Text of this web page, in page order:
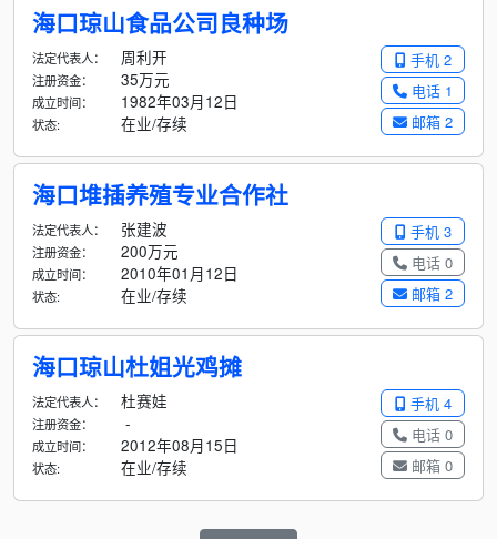
海口琼山食品公司良种场
手机 2
电话 1
邮箱 2
法定代表人： 周利开
注册资金： 35万元
成立时间： 1982年03月12日
状态: 在业/存续
海口堆插养殖专业合作社
手机 3
电话 0
邮箱 2
法定代表人： 张建波
注册资金： 200万元
成立时间： 2010年01月12日
状态: 在业/存续
海口琼山杜姐光鸡摊
手机 4
电话 0
邮箱 0
法定代表人： 杜赛娃
注册资金： -
成立时间： 2012年08月15日
状态: 在业/存续